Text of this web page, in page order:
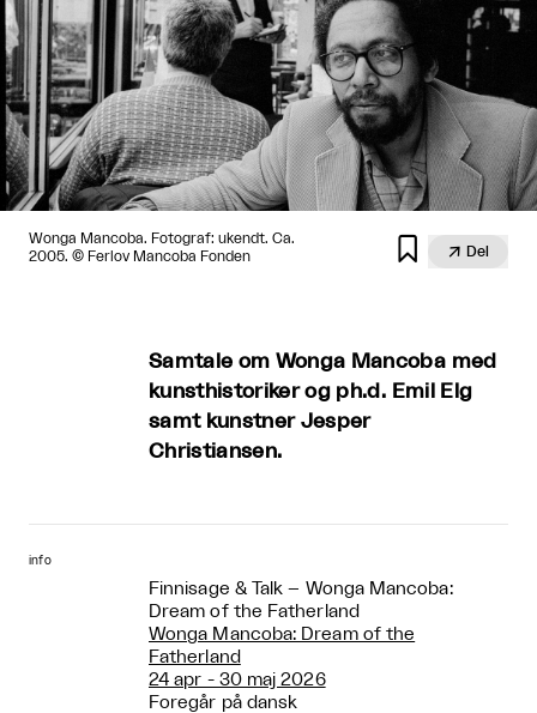
Wonga Mancoba. Fotograf: ukendt. Ca.
2005. © Ferlov Mancoba Fonden
  Del
Samtale om Wonga Mancoba med
kunsthistoriker og ph.d. Emil Elg
samt kunstner Jesper
Christiansen.
info
Finnisage & Talk – Wonga Mancoba:
Dream of the Fatherland
Wonga Mancoba: Dream of the
Fatherland
24 apr - 30 maj 2026
Foregår på dansk